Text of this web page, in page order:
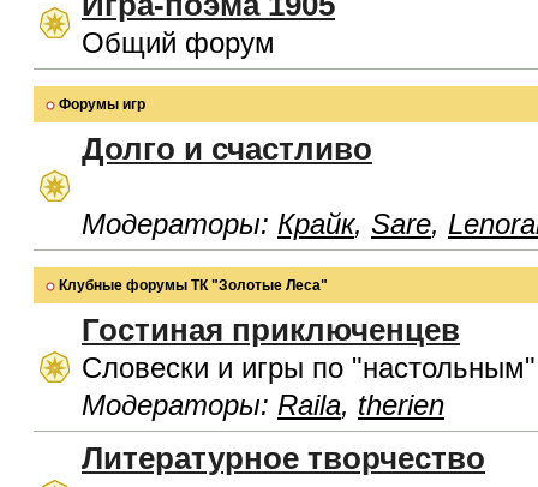
Общий форум
Форумы игр
Долго и счастливо
Модераторы: Крайк, Sare,
Клубные форумы ТК "Золотые Леса"
Гостиная приключенцев
Словески и игры по
Модераторы: Raila, therien
Литературное творчество